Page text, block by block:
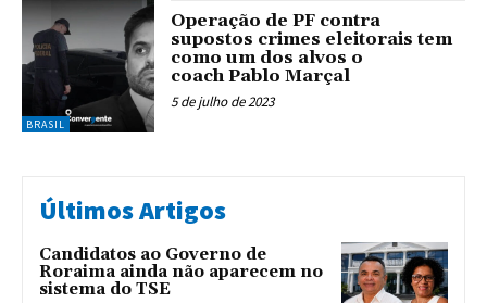
BRASIL
Operação de PF contra
supostos crimes eleitorais tem
como um dos alvos o
coach Pablo Marçal
5 de julho de 2023
Últimos Artigos
Candidatos ao Governo de
Roraima ainda não aparecem no
sistema do TSE